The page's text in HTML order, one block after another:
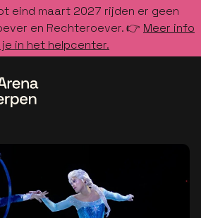
eind maart 2027 rijden er geen
en Rechteroever. 👉 Meer info
in het helpcenter.